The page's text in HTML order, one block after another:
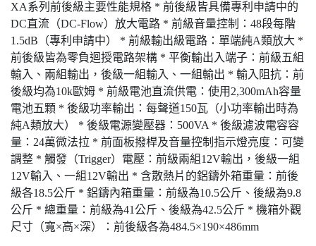
XA系列前後級主要性能規格 * 前後級皆具備專利申請中的
DC直流（DC-Flow）放大電路 * 前級音量控制：48段每階
1.5dB（專利申請中） * 前級輸出級電路：單端純A類放大 *
前後級皆為零負迴授電路架構 * 平衡輸出入端子：前級五組
輸入、兩組輸出，後級一組輸入、一組輸出 * 輸入阻抗：前
後級均為10k歐姆 * 前級電池直流供電：使用2,300mAh容量
電池五顆 * 後級功率輸出：每聲道150瓦（小功率輸出時為
純A類放大） * 後級電源變壓器：500VA * 後級濾波電容容
量：24萬微法拉 * 前面板撥桿及音量控制指示燈亮度：可變
調整 * 觸發（Trigger）電壓：前級兩組12V輸出，後級一組
12V輸入、一組12V輸出 * 含散熱片的鋁鑄外箱重量：前後
級各18.5公斤 * 鋁鑄內箱重量：前級為10.5公斤、後級為9.8
公斤 * 總重量：前級為41公斤、後級為42.5公斤 * 機箱外觀
尺寸（寬×高×深）：前後級各為484.5×190×486mm